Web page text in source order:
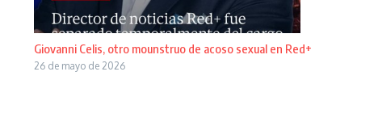
Giovanni Celis, otro mounstruo de acoso sexual en Red+
26 de mayo de 2026